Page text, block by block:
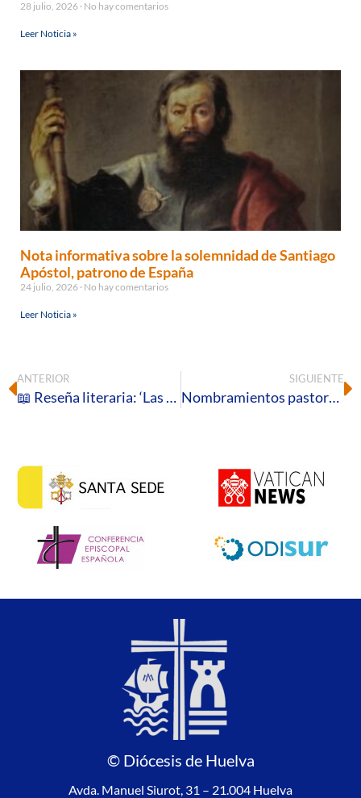
28 julio, 2026 No hay comentarios
Leer Noticia »
Nota informativa sobre la solemnidad de Santiago
Apóstol, patrono de España
24 julio, 2026 No hay comentarios
Leer Noticia »
ANTERIOR
📖 Reseña literaria: ‘Las tres llamadas del Corazón de Jesús’, de Martin Pradère
SIGUIENTE
Nombramientos pastorales para el curso 2026-2027
© Diócesis de Huelva
Avda. Manuel Siurot, 31 – 21.004 Huelva